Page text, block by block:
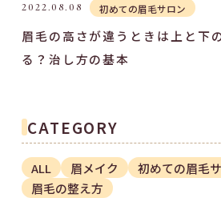
2022.08.08 初めての眉毛サロン
眉毛の高さが違うときは上と下
る？治し方の基本
CATEGORY
ALL 眉メイク
初めての眉毛
眉毛の整え方